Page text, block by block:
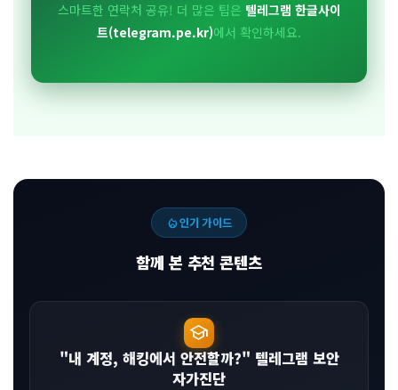
스마트한 연락처 공유! 더 많은 팁은 텔레그램 한글사이
트(telegram.pe.kr)에서 확인하세요.
local_fire_department인기 가이드
함께 본 추천 콘텐츠
school
"내 계정, 해킹에서 안전할까?" 텔레그램 보안
자가진단